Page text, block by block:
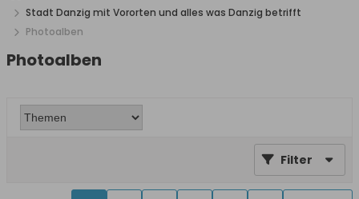
Stadt Danzig mit Vororten und alles was Danzig betrifft
Photoalben
Photoalben
Filter